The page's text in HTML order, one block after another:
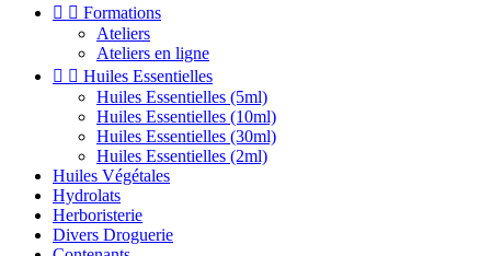
  Formations
Ateliers
Ateliers en ligne
  Huiles Essentielles
Huiles Essentielles (5ml)
Huiles Essentielles (10ml)
Huiles Essentielles (30ml)
Huiles Essentielles (2ml)
Huiles Végétales
Hydrolats
Herboristerie
Divers Droguerie